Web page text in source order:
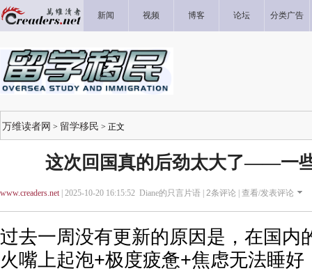
新闻 视频 博客 论坛 分类广告
万维读者网 > 留学移民 > 正文
这次回国真的后劲太大了——一
www.creaders.net| 2025-10-20 16:15:52 Diane的只言片语 | 2条评论 | 查看/发表评论
过去一周没有更新的原因是，在国内
火嘴上起泡+极度疲惫+焦虑无法睡好